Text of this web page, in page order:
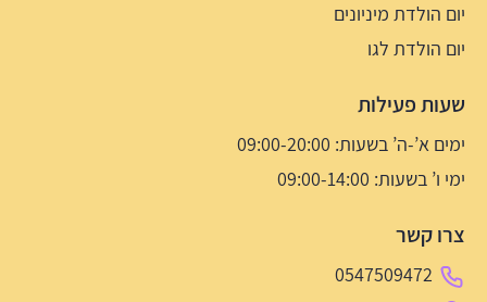
יום הולדת מיניונים
יום הולדת לגו
שעות פעילות
ימים א’-ה’ בשעות: 09:00-20:00
ימי ו’ בשעות: 09:00-14:00
צרו קשר
0547509472